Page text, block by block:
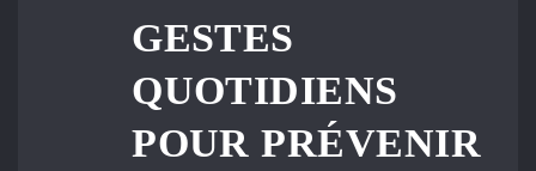
GESTES
QUOTIDIENS
POUR PRÉVENIR